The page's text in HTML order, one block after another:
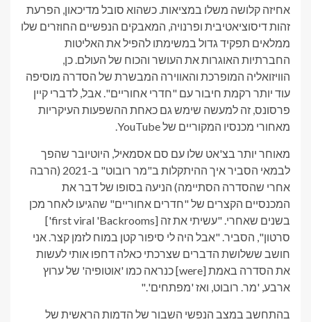
אחיזה קלושה משלו במציאות. כשהוא סובל מדיכאון, הפרעת
זהות דיסוציאטיבית ופרנויה, המאבקים הנפשיים החוזרים שלו
ממלאים תפקיד גדול במשימתו להפיל את האליטות
החברתיות האוגרות את העושר והכוח של העולם. כן,
הוויזואליה המופרכת והאווירה המבשרת של הסדרה מוסיפה
עוד יותר רקמת חיבור עם "חדרי אחוריים". אבל, לדברי קיין
פרסונס, זה למעשה שימש גם כאחת ההשפעות העיקריות
מאחורי מכנסיו המקוריים של YouTube.
מאוחר יותר בצ'אט שלו עם סם אסמאיל, היוטיובר שהפך
לבמאי הסביר איך ההיתקלות ב"מר רובוט" ב-2021 (הרבה
אחרי שהסדרה הסתיימה) הניעה בסופו של דבר את
המכנסיים הקצרים של "חדרים אחוריים" שהגיעו לאחר מכן
בשנים שאחרי. "עשיתי את זה [first viral 'Backrooms']
סרטון", הסביר. "אבל היה לי סיפור קטן במוח לזמן קצר. אני
חושב ששלושת הדברים שצרכתי כאלה דחפו אותי לעשות
את הסדרה באמת [were] כנראה כמו 'אוטופיה' של ערוץ
ארבע, 'מר. רובוט, ואז 'מפתחים'."
בהתחשב במצב הנפשי השבור של הדמות הראשית של